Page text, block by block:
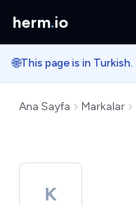
herm.io
🌐This page is in Turkish.
Ana Sayfa Markalar
K